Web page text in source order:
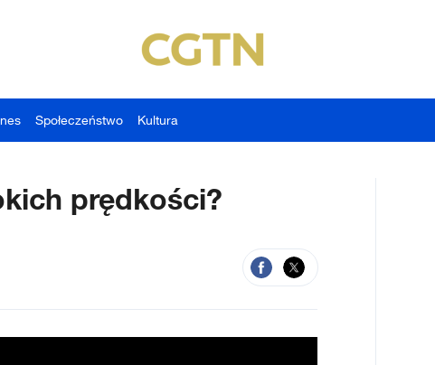
Społeczeństwo Kultura
prędkości?